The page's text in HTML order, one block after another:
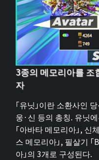
3종의 메모리아를 조
자
「유닛」이란 소환사인
웅·신 등의 총칭. 유닛
「아바타 메모리아」, 신
스 메모리아」, 필살기
아」의 3개로 구성된다.